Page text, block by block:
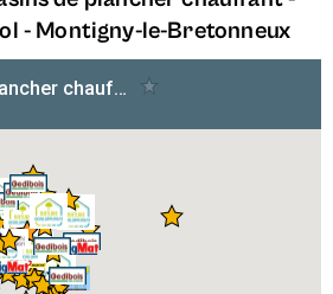
- Montigny-le-Bretonneux